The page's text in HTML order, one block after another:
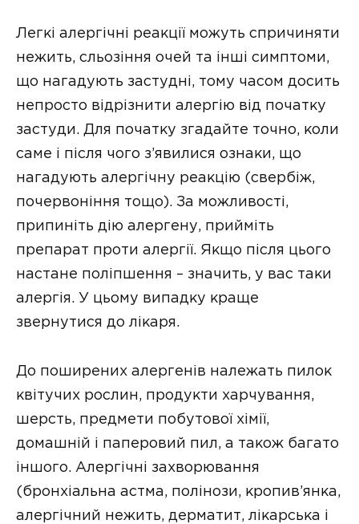
Легкі алергічні реакції можуть cпричиняти
нежить, сльозіння очей та інші симптоми,
що нагадують застудні, тому часом досить
непросто відрізнити алергію від початку
застуди. Для початку згадайте точно, коли
саме і після чого з’явилися ознаки, що
нагадують алергічну реакцію (свербіж,
почервоніння тощо). За можливості,
припиніть дію алергену, прийміть
препарат проти алергії. Якщо після цього
настане поліпшення – значить, у вас таки
алергія. У цьому випадку краще
звернутися до лікаря.
До поширених алергенів належать пилок
квітучих рослин, продукти харчування,
шерсть, предмети побутової хімії,
домашній і паперовий пил, а також багато
іншого. Алергічні захворювання
(бронхіальна астма, полінози, кропив’янка,
алергічний нежить, дерматит, лікарська і